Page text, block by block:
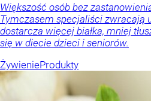
Większość osób bez
Tymczasem specjaliści zwracają
dostarcza więcej białka, mniej
się w diecie dzieci i seniorów.
ŻywienieProdukty